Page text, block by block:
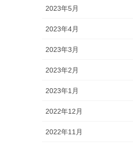
2023年5月
2023年4月
2023年3月
2023年2月
2023年1月
2022年12月
2022年11月